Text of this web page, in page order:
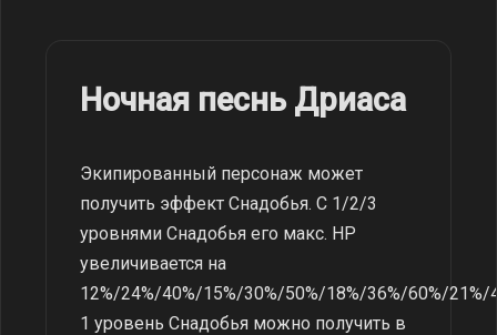
Ночная песнь Дриаса
Экипированный персонаж может
получить эффект Снадобья. С 1/2/3
уровнями Снадобья его макс. HP
увеличивается на
12%/24%/40%/15%/30%/50%/18%/36%/60%/21%/
1 уровень Снадобья можно получить в